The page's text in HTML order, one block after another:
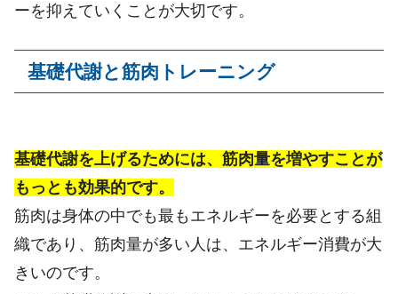
ーを抑えていくことが大切です。
基礎代謝と筋肉トレーニング
基礎代謝を上げるためには、筋肉量を増やすことが
もっとも効果的です。
筋肉は身体の中でも最もエネルギーを必要とする組
織であり、筋肉量が多い人は、エネルギー消費が大
きいのです。